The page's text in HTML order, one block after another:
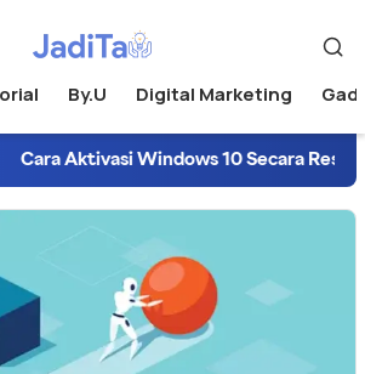
By.U Digital Marketing
Cara Aktivasi Windows 10 Secara Resmi